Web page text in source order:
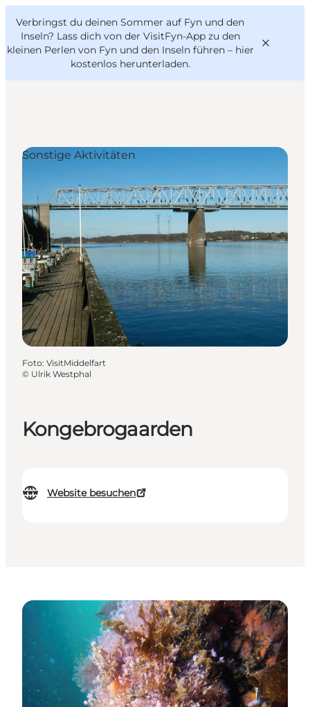
Verbringst du deinen Sommer auf Fyn und den
Inseln? Lass dich von der VisitFyn-App zu den
kleinen Perlen von Fyn und den Inseln führen – hier
kostenlos herunterladen.
Reise Ideen
Outdoor & bike
Essen & trinken
Übernachtung
VisitFyn
Deutsch
Kongebrogaarden
Website besuchen
Sonstige Aktivitäten
Foto: VisitMiddelfart
© Ulrik Westphal